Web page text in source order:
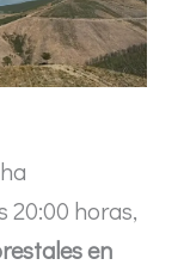
ha
20:00 horas,
en